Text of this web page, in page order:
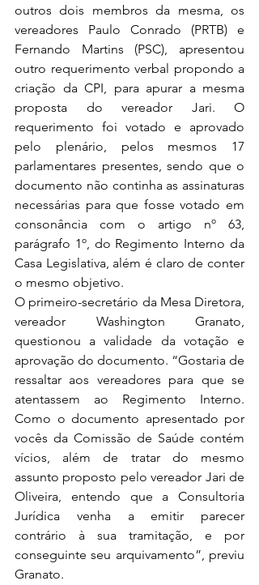
outros dois membros da mesma, os
vereadores Paulo Conrado (PRTB) e
Fernando Martins (PSC), apresentou
outro requerimento verbal propondo a
criação da CPI, para apurar a mesma
proposta do vereador Jari. O
requerimento foi votado e aprovado
pelo plenário, pelos mesmos 17
parlamentares presentes, sendo que o
documento não continha as assinaturas
necessárias para que fosse votado em
consonância com o artigo nº 63,
parágrafo 1º, do Regimento Interno da
Casa Legislativa, além é claro de conter
o mesmo objetivo.
O primeiro-secretário da Mesa Diretora,
vereador Washington Granato,
questionou a validade da votação e
aprovação do documento. “Gostaria de
ressaltar aos vereadores para que se
atentassem ao Regimento Interno.
Como o documento apresentado por
vocês da Comissão de Saúde contém
vícios, além de tratar do mesmo
assunto proposto pelo vereador Jari de
Oliveira, entendo que a Consultoria
Jurídica venha a emitir parecer
contrário à sua tramitação, e por
conseguinte seu arquivamento”, previu
Granato.